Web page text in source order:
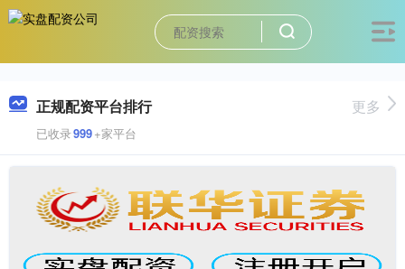
正规配资平台排行
已收录999+家平台
更多